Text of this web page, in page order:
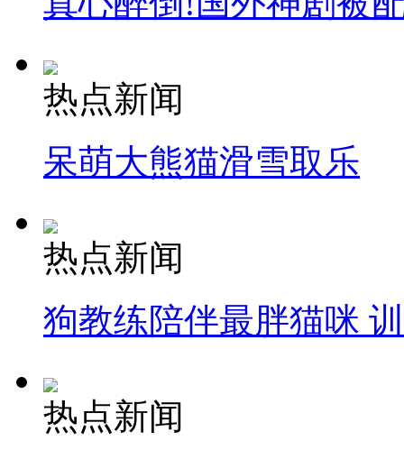
热点新闻
呆萌大熊猫滑雪取乐
热点新闻
狗教练陪伴最胖猫咪
热点新闻